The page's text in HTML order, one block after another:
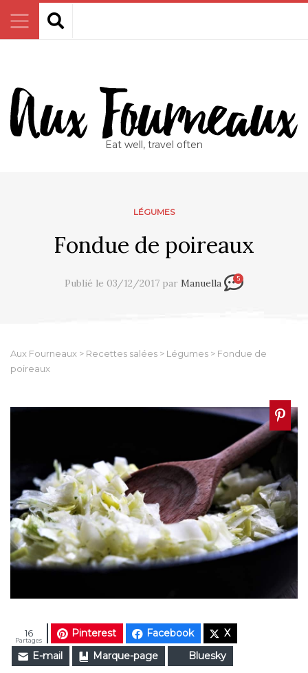
Eat well, travel often
LÉGUMES
Fondue de poireaux
Publié le 03/12/2017 par Manuella 5
Aux Fourneaux > Recettes salées > Légumes > Fondue de
poireaux
Pinterest Facebook
X
E-mail
Marque-page Bluesky
Partages
16